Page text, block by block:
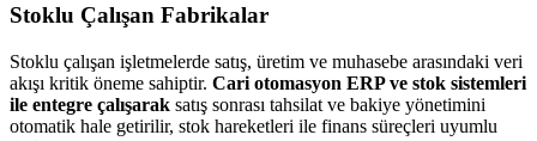
Stoklu Çalışan Fabrikalar
Stoklu çalışan işletmelerde satış, üretim ve muhasebe arasındaki veri
akışı kritik öneme sahiptir. Cari otomasyon ERP ve stok sistemleri
ile entegre çalışarak satış sonrası tahsilat ve bakiye yönetimini
otomatik hale getirilir, stok hareketleri ile finans süreçleri uyumlu